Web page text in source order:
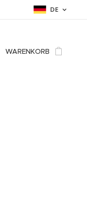
DE
WARENKORB